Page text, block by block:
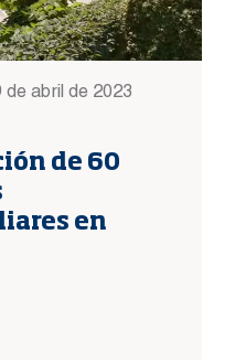
de abril de 2023
de 60
en